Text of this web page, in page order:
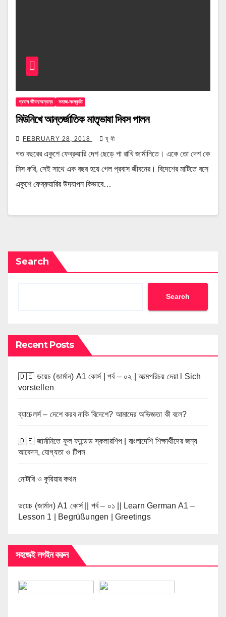
প্রবাস জীবন/অন্যান্য সমাজ-সংস্কৃতি
মিউনিখে আন্তর্জাতিক মাতৃভাষা দিবস পালন
FEBRUARY 28, 2018 যূ থী
গত বছরের একুশে ফেব্রুয়ারি দেশ ছেড়ে পা রাখি জার্মানিতে। একে তো দেশ কে
মিস করি, সেই সাথে এক বছর হয়ে গেল প্রবাস জীবনের। বিদেশের মাটিতে বসে
একুশে ফেব্রুয়ারির উদযাপন কিভাবে…
Search
Search
Recent Posts
🇩🇪 ডয়েচ (জার্মান) A1 কোর্স | পর্ব – ০২ | আত্মপরিচয় দেয়া l Sich
vorstellen
ব্যাচেলর্স – দেশে করব নাকি বিদেশে? আমাদের অভিজ্ঞতা কী বলে?
🇩🇪 জার্মানিতে ফুল ফান্ডেড স্কলারশিপ | বাংলাদেশি শিক্ষার্থীদের জন্য
আবেদন, যোগ্যতা ও টিপস
নোটারি ও কুরিয়ার কথন
ডয়েচ (জার্মান) A1 কোর্স || পর্ব – ০১ || Learn German A1 –
Lesson 1 | Begrüßungen | Greetings
সহজেই লগইন করুন